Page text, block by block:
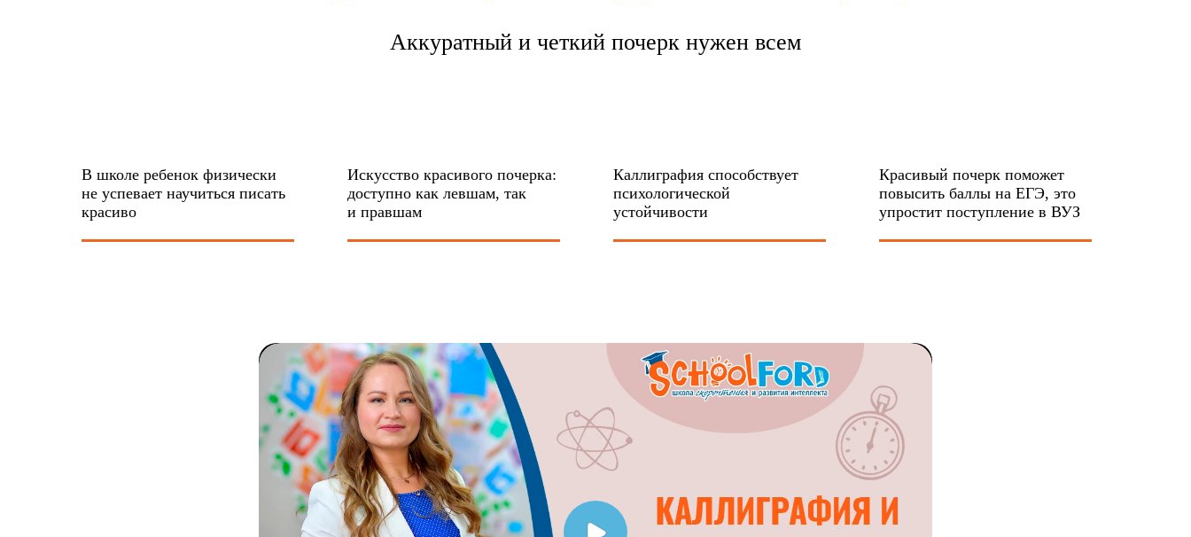
Аккуратный и четкий почерк нужен всем
В школе ребенок физически
не успевает научиться писать
красиво
Искусство красивого почерка:
доступно как левшам, так
и правшам
Каллиграфия способствует
психологической
устойчивости
Красивый почерк поможет
повысить баллы на ЕГЭ, это
упростит поступление в ВУЗ